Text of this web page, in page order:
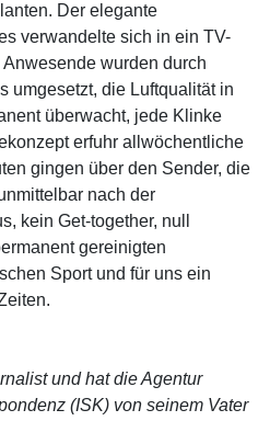
Der elegante
verwandelte sich in ein TV-
wurden durch
umgesetzt, die Luftqualität in
überwacht, jede Klinke
erfuhr allwöchentliche
gingen über den Sender, die
nach der
kein Get-together, null
gereinigten
Sport und für uns ein
und hat die Agentur
(ISK) von seinem Vater